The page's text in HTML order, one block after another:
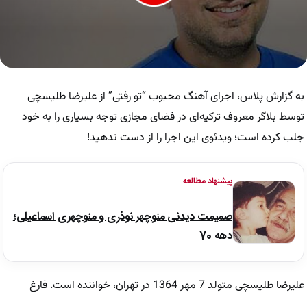
seconds
به گزارش پلاس، اجرای آهنگ محبوب “تو رفتی” از علیرضا طلیسچی
توسط بلاگر معروف ترکیه‌ای در فضای مجازی توجه بسیاری را به خود
جلب کرده است؛ ویدئوی این اجرا را از دست ندهید!
پیشنهاد مطالعه
صمیمت دیدنی منوچهر نوذری و منوچهری اسماعیلی؛
دهه 70
علیرضا طلیسچی متولد 7 مهر 1364 در تهران، خواننده است. فارغ